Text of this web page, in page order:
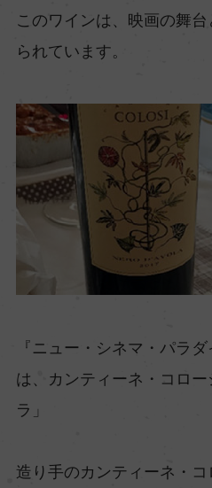
このワインは、映画の舞
られています。
『ニュー・シネマ・パラ
は、カンティーネ・コロ
ラ」
造り手のカンティーネ・